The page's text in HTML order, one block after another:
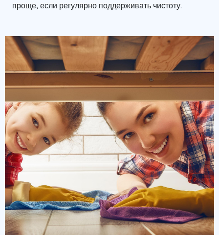
проще, если регулярно поддерживать чистоту.